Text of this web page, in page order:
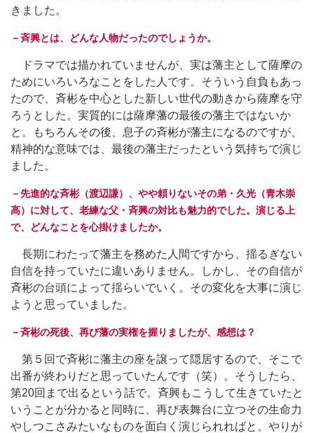
きました。
－斉興とは、どんな人物だったのでしょうか。
ドラマでは描かれていませんが、実は藩主として薩摩の
ためにいろいろなことをした人です。そういう自負もあっ
たので、斉彬を中心とした新しい世代の動きから薩摩を守
ろうとした。実質的には薩摩藩の最後の藩主ではないか
と。もちろんその後、息子の斉彬が藩主になるのですが、
精神的な意味では、最後の藩主だったという気持ちで演じ
ました。
－先進的な斉彬（渡辺謙）、やや頼りないその弟・久光（青木崇
高）に対して、老練な父・斉興の対比も魅力的でした。演じる上
で、どんなことを心掛けましたか。
長期にわたって藩主を務めた人間ですから、揺るぎない
自信を持っていたに違いありません。しかし、その自信が
斉彬の台頭によって揺らいでいく。その変化を大事に演じ
ようと思っていました。
－斉彬の死後、再び藩の実権を握りましたが、感想は？
第５回で斉彬に藩主の座を譲って隠居するので、そこで
出番が終わりだと思っていたんです（笑）。そうしたら、
第20回まで出るという話で。斉興もこうして生きていたと
いうことが分かると同時に、再び表舞台に立つその生命力
やしつこさみたいなものを面白く演じられればと。やりが